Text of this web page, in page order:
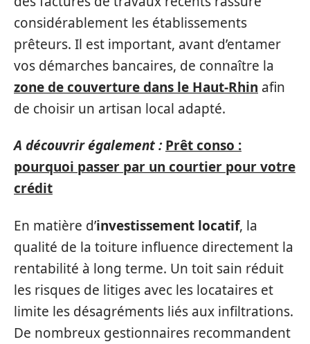
considérablement les établissements
prêteurs. Il est important, avant d’entamer
vos démarches bancaires, de connaître la
zone de couverture dans le Haut-Rhin afin
de choisir un artisan local adapté.
A découvrir également : Prêt conso :
pourquoi passer par un courtier pour votre
crédit
En matière d’investissement locatif, la
qualité de la toiture influence directement la
rentabilité à long terme. Un toit sain réduit
les risques de litiges avec les locataires et
limite les désagréments liés aux infiltrations.
De nombreux gestionnaires recommandent